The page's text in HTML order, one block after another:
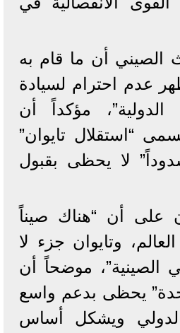
الصيني أن ما قام به
عدم احترام لسيادة
الدولية”، مؤكداً أن
“استقلال تايوان”
لا يحظى بقبول
على أن “هناك صيناً
وتايوان جزء لا
الصينية”، موضحاً أن
يحظى بدعم واسع
ويشكل أساس